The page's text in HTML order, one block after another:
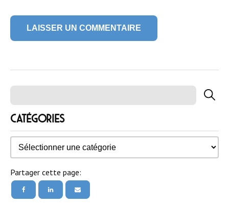
Catégories
Catégories
Partager cette page: